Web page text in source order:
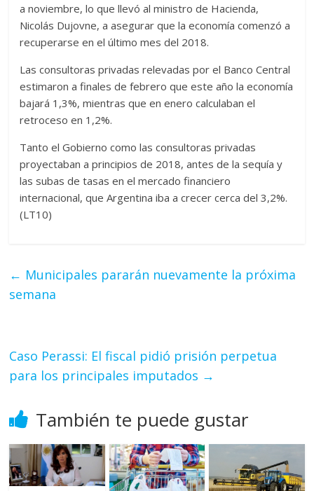
a noviembre, lo que llevó al ministro de Hacienda,
Nicolás Dujovne, a asegurar que la economía comenzó a
recuperarse en el último mes del 2018.
Las consultoras privadas relevadas por el Banco Central
estimaron a finales de febrero que este año la economía
bajará 1,3%, mientras que en enero calculaban el
retroceso en 1,2%.
Tanto el Gobierno como las consultoras privadas
proyectaban a principios de 2018, antes de la sequía y
las subas de tasas en el mercado financiero
internacional, que Argentina iba a crecer cerca del 3,2%.
(LT10)
← Municipales pararán nuevamente la próxima
semana
Caso Perassi: El fiscal pidió prisión perpetua
para los principales imputados →
También te puede gustar